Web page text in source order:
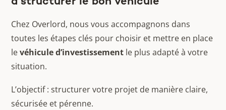
Chez Overlord, nous vous accompagnons dans
toutes les étapes clés pour choisir et mettre en place
levéhicule d’investissement le plus adapté à votre
situation.
L’objectif : structurer votre projet de manière claire,
sécurisée et pérenne.